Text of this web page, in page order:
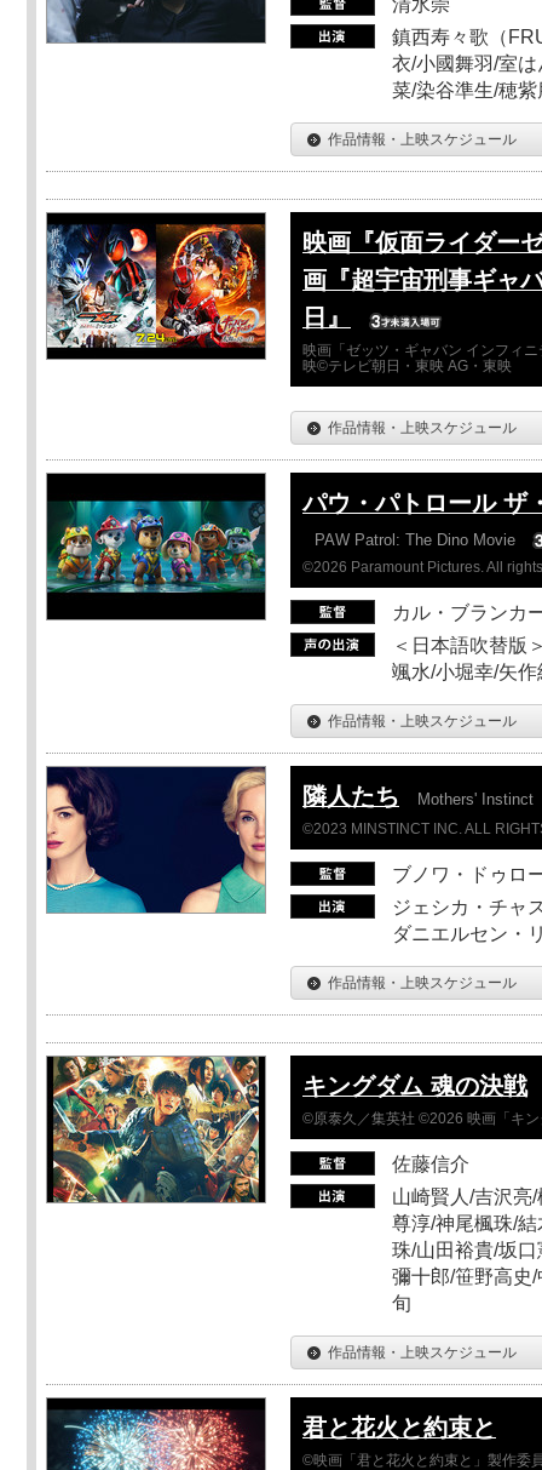
鎮西寿々歌（
衣/小國舞羽/室
菜/染谷準生/穂
作品情報・上映スケジュール
映画『仮面ライダー
画『超宇宙刑事ギャ
日』
映画「ゼッツ・ギャバン インフィ
映©テレビ朝日・東映 AG・東映
作品情報・上映スケジュール
パウ・パトロール ザ
PAW Patrol: The Dino Movie
©2026 Paramount Pictures. All
カル・ブランカ
＜日本語吹替版
颯水/小堀幸/矢作
作品情報・上映スケジュール
隣人たち Mothers' Instinct
©2023 MINSTINCT INC. ALL
ブノワ・ドゥロ
ジェシカ・チャ
ダニエルセン・
作品情報・上映スケジュール
キングダム 魂の決戦
©原泰久／集英社 ©2026 映画「キ
佐藤信介
山崎賢人/吉沢亮
尊淳/神尾楓珠/
珠/山田裕貴/坂
彌十郎/笹野高史
旬
作品情報・上映スケジュール
君と花火と約束と
©映画「君と花火と約束と」製作委